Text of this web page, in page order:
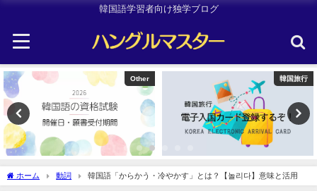
韓国語学習者向け独学ブログ
韓国旅行 Uncategorized
ホーム 動詞 韓国語「からかう・冷やかす」とは？【놀리다】意味と活用